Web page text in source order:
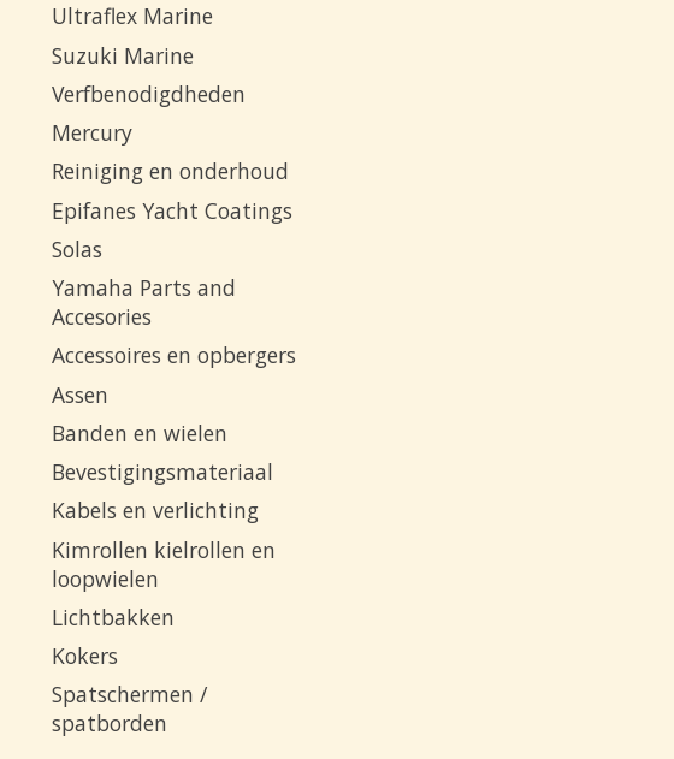
Ultraflex Marine
Suzuki Marine
Verfbenodigdheden
Mercury
Reiniging en onderhoud
Epifanes Yacht Coatings
Solas
Yamaha Parts and
Accesories
Accessoires en opbergers
Assen
Banden en wielen
Bevestigingsmateriaal
Kabels en verlichting
Kimrollen kielrollen en
loopwielen
Lichtbakken
Kokers
Spatschermen /
spatborden